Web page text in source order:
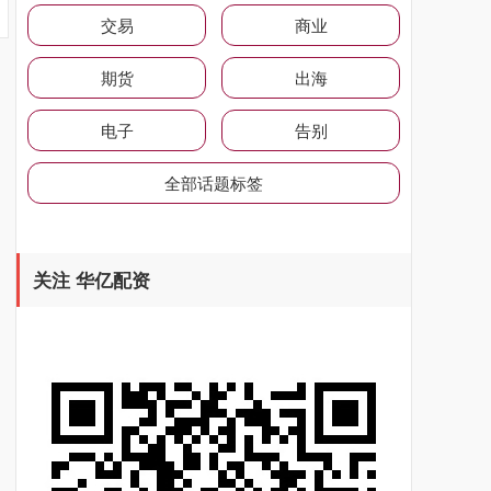
交易 商业
期货 出海
电子 告别
全部话题标签
关注 华亿配资